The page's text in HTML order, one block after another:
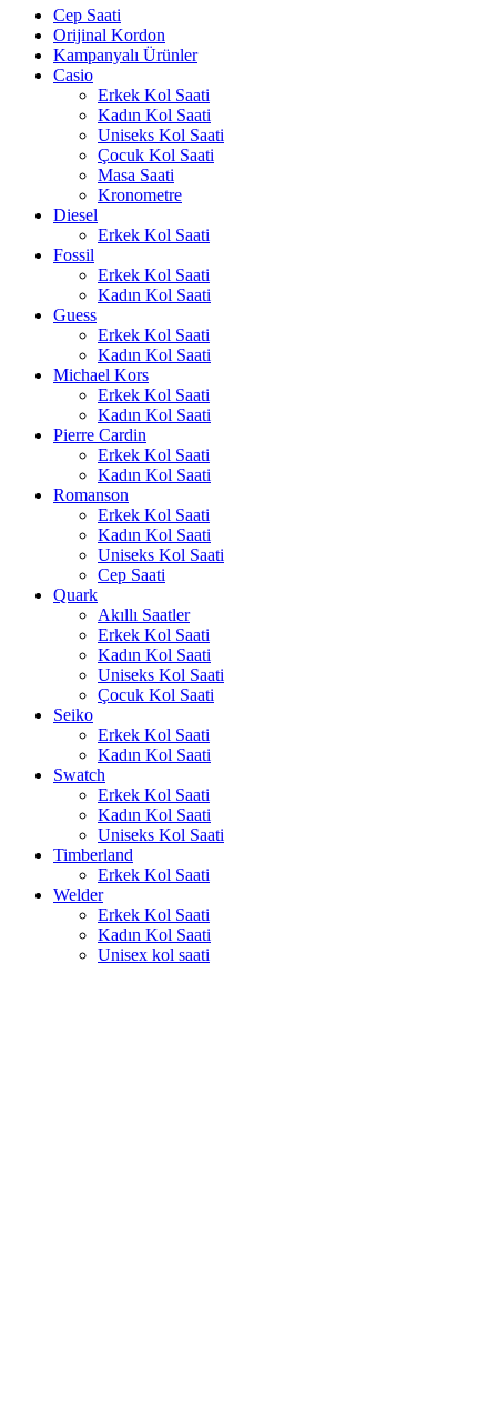
Cep Saati
Orijinal Kordon
Kampanyalı Ürünler
Casio
Erkek Kol Saati
Kadın Kol Saati
Uniseks Kol Saati
Çocuk Kol Saati
Masa Saati
Kronometre
Diesel
Erkek Kol Saati
Fossil
Erkek Kol Saati
Kadın Kol Saati
Guess
Erkek Kol Saati
Kadın Kol Saati
Michael Kors
Erkek Kol Saati
Kadın Kol Saati
Pierre Cardin
Erkek Kol Saati
Kadın Kol Saati
Romanson
Erkek Kol Saati
Kadın Kol Saati
Uniseks Kol Saati
Cep Saati
Quark
Akıllı Saatler
Erkek Kol Saati
Kadın Kol Saati
Uniseks Kol Saati
Çocuk Kol Saati
Seiko
Erkek Kol Saati
Kadın Kol Saati
Swatch
Erkek Kol Saati
Kadın Kol Saati
Uniseks Kol Saati
Timberland
Erkek Kol Saati
Welder
Erkek Kol Saati
Kadın Kol Saati
Unisex kol saati